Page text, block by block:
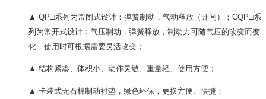
▲ QP□系列为常闭式设计：弹簧制动，气动释放（开闸）；CQP□系
列为常开式设计：气压制动，弹簧释放，制动力可随气压的改变而变
化，使用时可根据需要灵活改变；
▲ 结构紧凑、体积小、动作灵敏、重量轻、使用方便；
▲ 卡装式无石棉制动衬垫，绿色环保，更换方便、快捷；